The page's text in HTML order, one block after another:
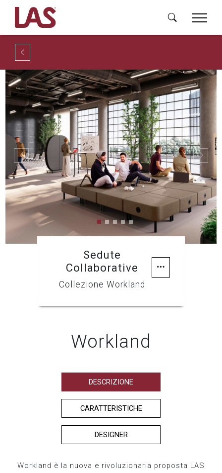
Sedute
Collaborative
Collezione Workland
Previous Next
Workland
DESCRIZIONE
CARATTERISTICHE
DESIGNER
Workland è la nuova e rivoluzionaria proposta LAS